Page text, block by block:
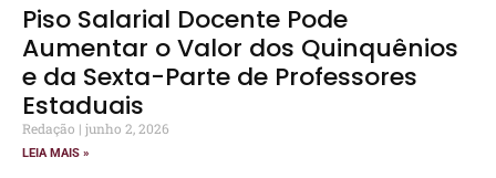
Piso Salarial Docente Pode
Aumentar o Valor dos Quinquênios
e da Sexta-Parte de Professores
Estaduais
Redação junho 2, 2026
LEIA MAIS »